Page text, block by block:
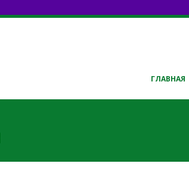
ГЛАВНАЯ